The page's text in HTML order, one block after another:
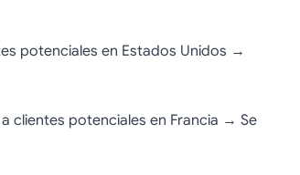
potenciales en Estados Unidos →
clientes potenciales en Francia → Se